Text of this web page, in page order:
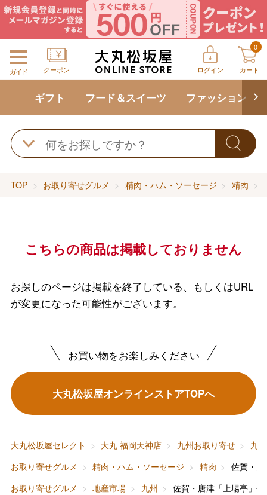
ガイド クーポン ログイン
0
カート
ギフト フード＆スイーツ ファッション
TOP お取り寄せグルメ 精肉・ハム・ソーセージ 精肉
こちらの商品は掲載しておりません
お探しのページは掲載を終了している、もしくはURL
が変更になった可能性がございます。
お買い物をお楽しみください
大丸松坂屋オンラインストアTOPへ
大丸松坂屋セレクト 大丸 福岡天神店 九州お取り寄せ
九
お取り寄せグルメ
精肉・ハム・ソーセージ 精肉
佐賀・
お取り寄せグルメ
地産市場 九州
佐賀・唐津「上場亭」
ビューティー
ファッション
ホーム＆インテリア
大丸・松坂屋のギフト
出産内祝い
結婚内祝い
バレンタインチョコレート
ホワイトデー
父の日
お中元